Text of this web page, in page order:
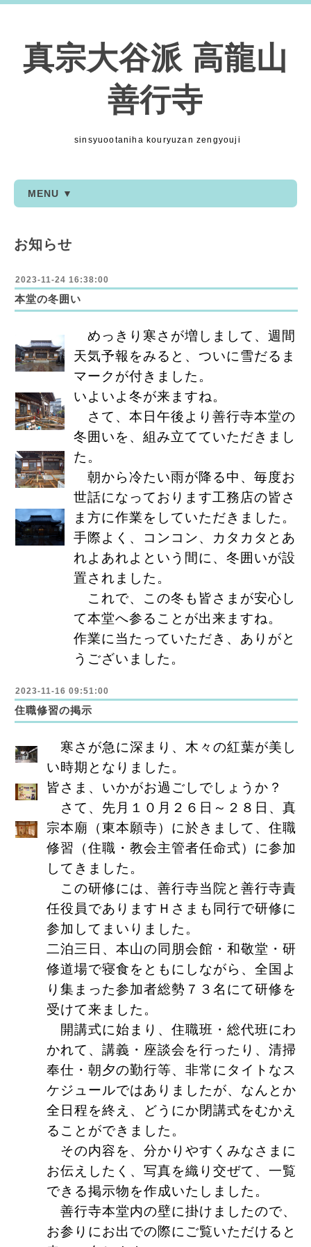
真宗大谷派 高龍山
善行寺
sinsyuootaniha kouryuzan zengyouji
MENU ▼
お知らせ
2023-11-24 16:38:00
本堂の冬囲い
めっきり寒さが増しまして、週間
天気予報をみると、ついに雪だるま
マークが付きました。
いよいよ冬が来ますね。
さて、本日午後より善行寺本堂の
冬囲いを、組み立てていただきまし
た。
朝から冷たい雨が降る中、毎度お
世話になっております工務店の皆さ
ま方に作業をしていただきました。
手際よく、コンコン、カタカタとあ
れよあれよという間に、冬囲いが設
置されました。
これで、この冬も皆さまが安心し
て本堂へ参ることが出来ますね。
作業に当たっていただき、ありがと
うございました。
2023-11-16 09:51:00
住職修習の掲示
寒さが急に深まり、木々の紅葉が美し
い時期となりました。
皆さま、いかがお過ごしでしょうか？
さて、先月１０月２６日～２８日、真
宗本廟（東本願寺）に於きまして、住職
修習（住職・教会主管者任命式）に参加
してきました。
この研修には、善行寺当院と善行寺責
任役員でありますＨさまも同行で研修に
参加してまいりました。
二泊三日、本山の同朋会館・和敬堂・研
修道場で寝食をともにしながら、全国よ
り集まった参加者総勢７３名にて研修を
受けて来ました。
開講式に始まり、住職班・総代班にわ
かれて、講義・座談会を行ったり、清掃
奉仕・朝夕の勤行等、非常にタイトなス
ケジュールではありましたが、なんとか
全日程を終え、どうにか閉講式をむかえ
ることができました。
その内容を、分かりやすくみなさまに
お伝えしたく、写真を織り交ぜて、一覧
できる掲示物を作成いたしました。
善行寺本堂内の壁に掛けましたので、
お参りにお出での際にご覧いただけると